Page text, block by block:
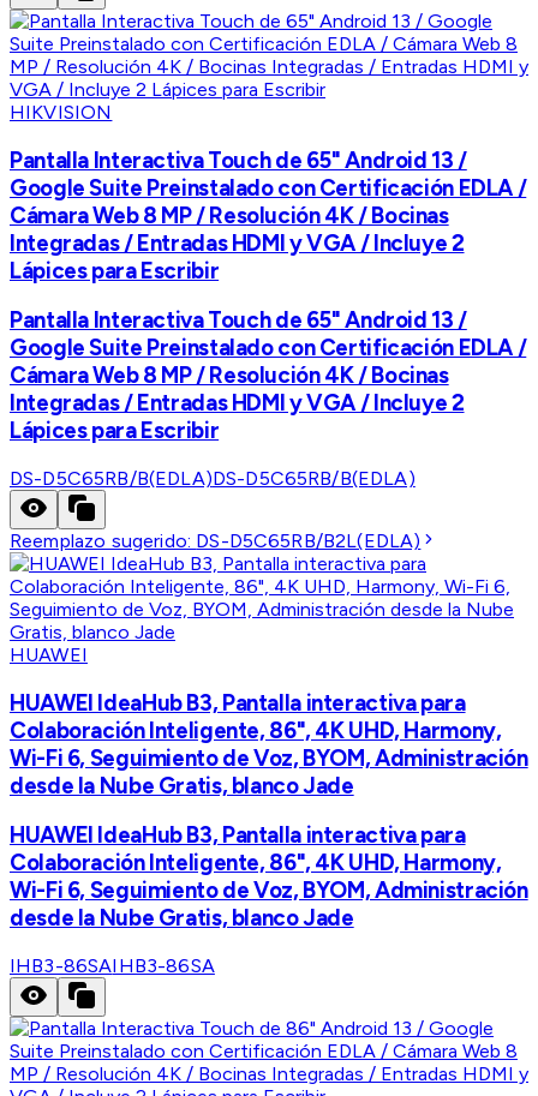
HIKVISION
Pantalla Interactiva Touch de 65" Android 13 /
Google Suite Preinstalado con Certificación EDLA /
Cámara Web 8 MP / Resolución 4K / Bocinas
Integradas / Entradas HDMI y VGA / Incluye 2
Lápices para Escribir
Pantalla Interactiva Touch de 65" Android 13 /
Google Suite Preinstalado con Certificación EDLA /
Cámara Web 8 MP / Resolución 4K / Bocinas
Integradas / Entradas HDMI y VGA / Incluye 2
Lápices para Escribir
DS-D5C65RB/B(EDLA)DS-D5C65RB/B(EDLA)
Reemplazo sugerido: DS-D5C65RB/B2L(EDLA)
HUAWEI
HUAWEI IdeaHub B3, Pantalla interactiva para
Colaboración Inteligente, 86", 4K UHD, Harmony,
Wi-Fi 6, Seguimiento de Voz, BYOM, Administración
desde la Nube Gratis, blanco Jade
HUAWEI IdeaHub B3, Pantalla interactiva para
Colaboración Inteligente, 86", 4K UHD, Harmony,
Wi-Fi 6, Seguimiento de Voz, BYOM, Administración
desde la Nube Gratis, blanco Jade
IHB3-86SAIHB3-86SA